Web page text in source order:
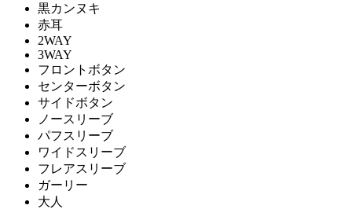
黒カンヌキ
赤耳
2WAY
3WAY
フロントボタン
センターボタン
サイドボタン
ノースリーブ
パフスリーブ
ワイドスリーブ
フレアスリーブ
ガーリー
大人